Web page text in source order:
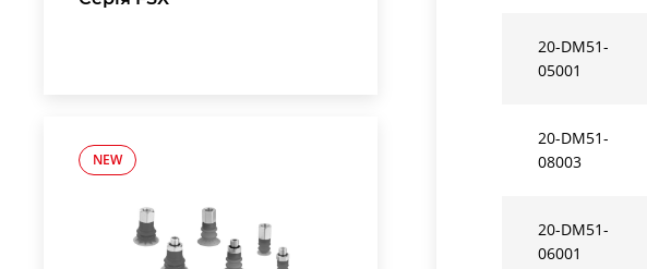
NEW
20-DM51-
05001
20-DM51-
08003
20-DM51-
06001